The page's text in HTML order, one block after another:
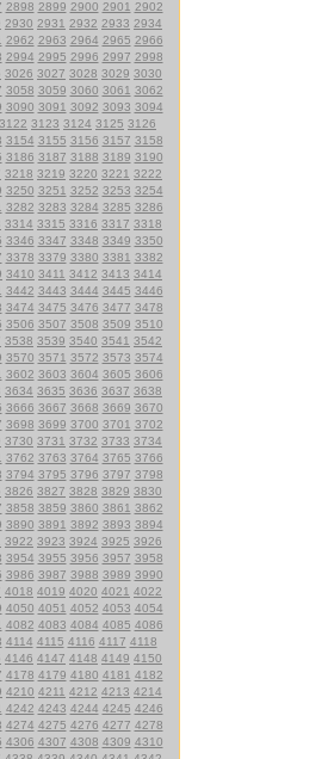
2898 2899 2900 2901 2902
2930 2931 2932 2933 2934
2962 2963 2964 2965 2966
2994 2995 2996 2997 2998
3026 3027 3028 3029 3030
3058 3059 3060 3061 3062
3090 3091 3092 3093 3094
3122 3123 3124 3125 3126
3154 3155 3156 3157 3158
3186 3187 3188 3189 3190
3218 3219 3220 3221 3222
3250 3251 3252 3253 3254
3282 3283 3284 3285 3286
3314 3315 3316 3317 3318
3346 3347 3348 3349 3350
3378 3379 3380 3381 3382
3410 3411 3412 3413 3414
3442 3443 3444 3445 3446
3474 3475 3476 3477 3478
3506 3507 3508 3509 3510
3538 3539 3540 3541 3542
3570 3571 3572 3573 3574
3602 3603 3604 3605 3606
3634 3635 3636 3637 3638
3666 3667 3668 3669 3670
3698 3699 3700 3701 3702
3730 3731 3732 3733 3734
3762 3763 3764 3765 3766
3794 3795 3796 3797 3798
3826 3827 3828 3829 3830
3858 3859 3860 3861 3862
3890 3891 3892 3893 3894
3922 3923 3924 3925 3926
3954 3955 3956 3957 3958
3986 3987 3988 3989 3990
4018 4019 4020 4021 4022
4050 4051 4052 4053 4054
4082 4083 4084 4085 4086
4114 4115 4116 4117 4118
4146 4147 4148 4149 4150
4178 4179 4180 4181 4182
4210 4211 4212 4213 4214
4242 4243 4244 4245 4246
4274 4275 4276 4277 4278
4306 4307 4308 4309 4310